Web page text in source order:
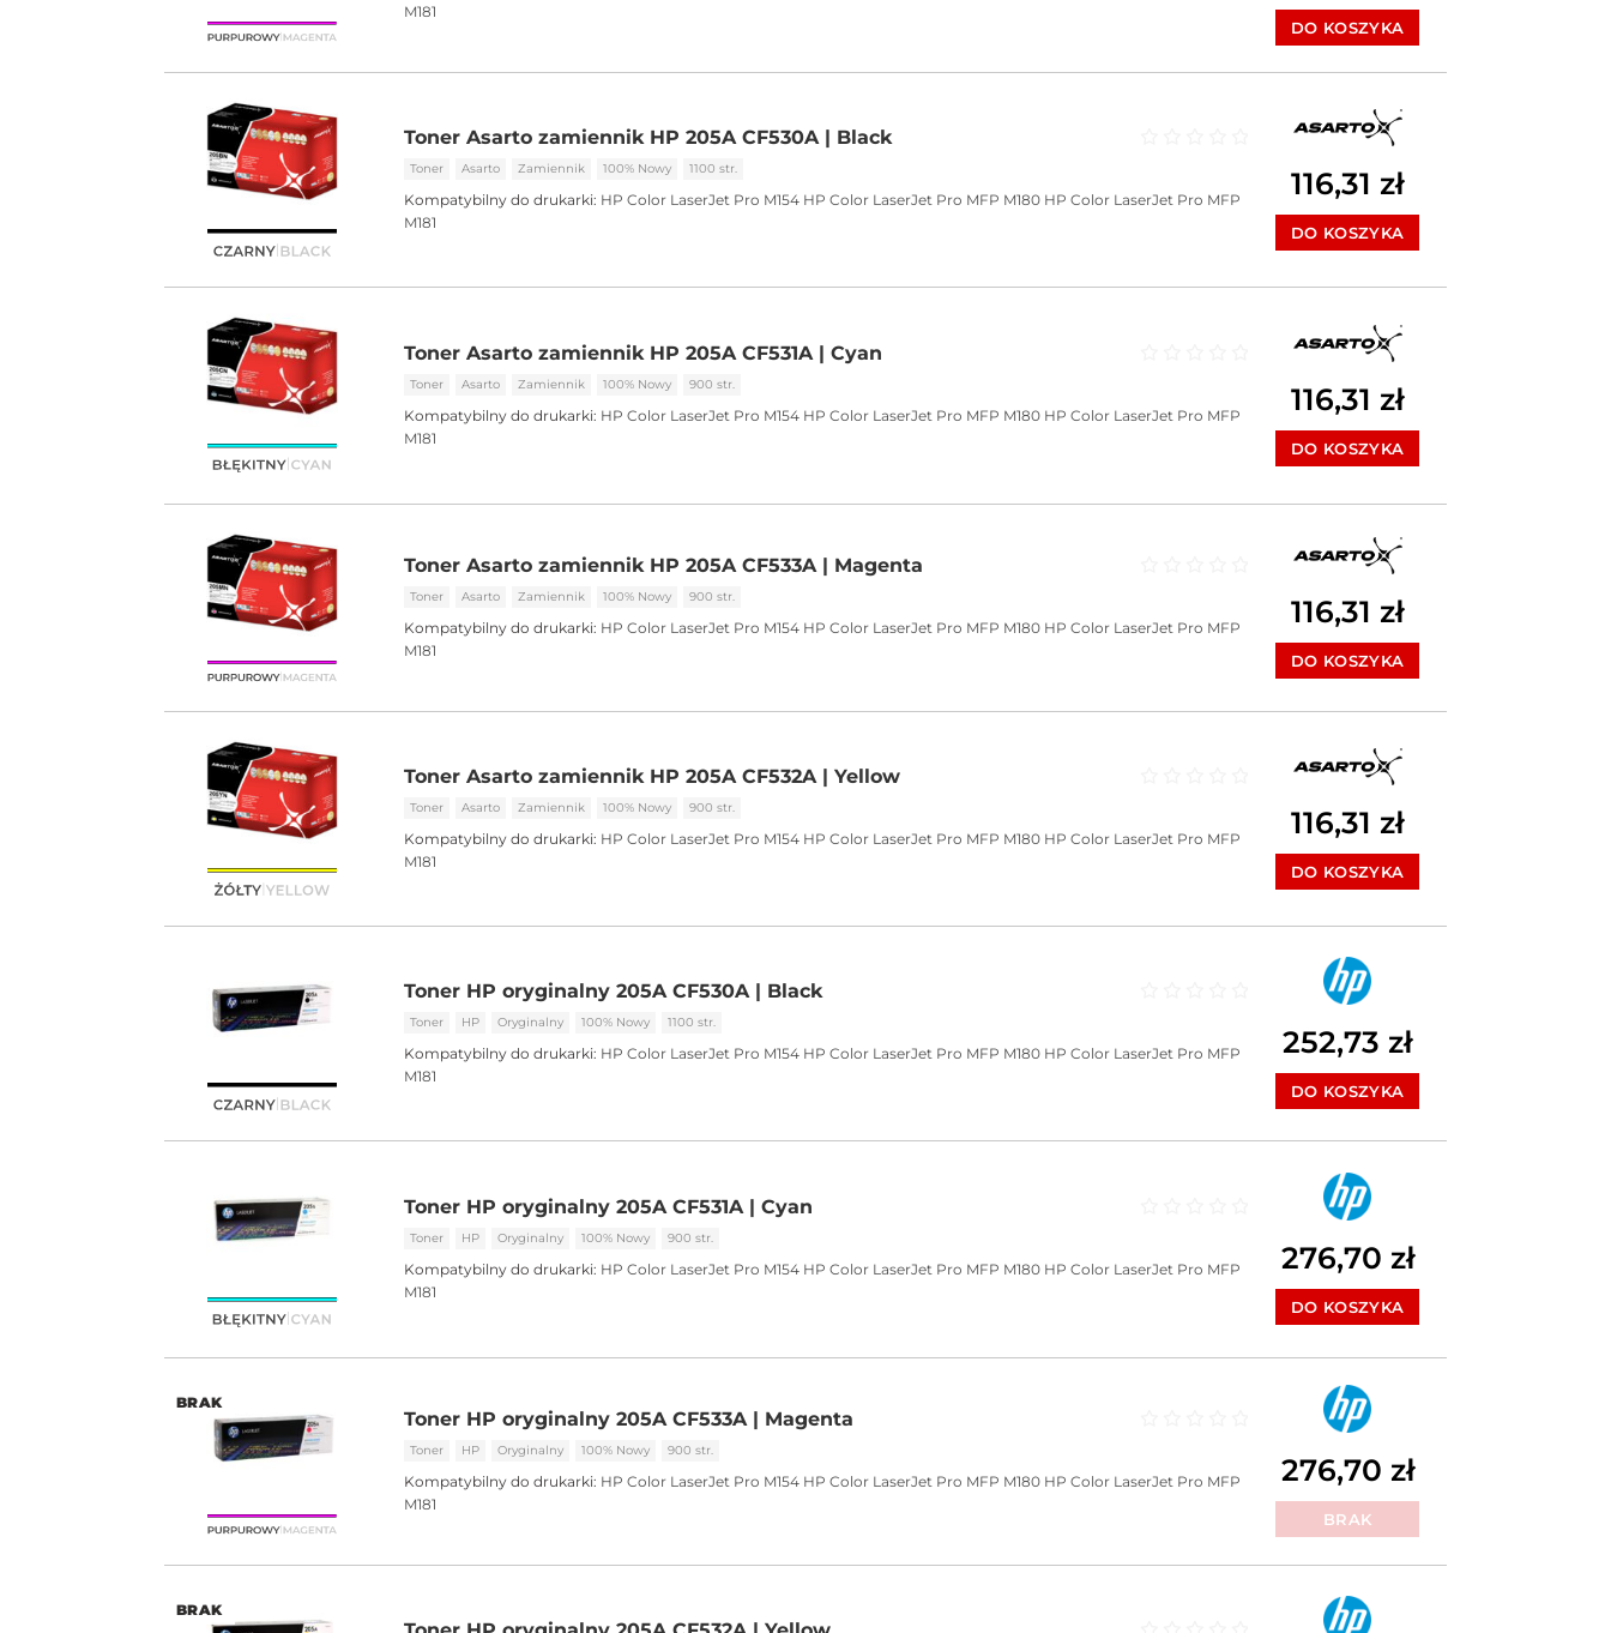
M181
DO KOSZYKA
Toner Asarto zamiennik HP 205A CF530A | Black
Toner Asarto Zamiennik 100% Nowy 1100 str.
Kompatybilny do drukarki: HP Color LaserJet Pro M154 HP Color LaserJet Pro MFP M180 HP Color LaserJet Pro MFP
M181
116,31 zł
DO KOSZYKA
Toner Asarto zamiennik HP 205A CF531A | Cyan
Toner Asarto Zamiennik 100% Nowy 900 str.
Kompatybilny do drukarki: HP Color LaserJet Pro M154 HP Color LaserJet Pro MFP M180 HP Color LaserJet Pro MFP
M181
116,31 zł
DO KOSZYKA
Toner Asarto zamiennik HP 205A CF533A | Magenta
Toner Asarto Zamiennik 100% Nowy 900 str.
Kompatybilny do drukarki: HP Color LaserJet Pro M154 HP Color LaserJet Pro MFP M180 HP Color LaserJet Pro MFP
M181
116,31 zł
DO KOSZYKA
Toner Asarto zamiennik HP 205A CF532A | Yellow
Toner Asarto Zamiennik 100% Nowy 900 str.
Kompatybilny do drukarki: HP Color LaserJet Pro M154 HP Color LaserJet Pro MFP M180 HP Color LaserJet Pro MFP
M181
116,31 zł
DO KOSZYKA
Toner HP oryginalny 205A CF530A | Black
Toner HP Oryginalny 100% Nowy 1100 str.
Kompatybilny do drukarki: HP Color LaserJet Pro M154 HP Color LaserJet Pro MFP M180 HP Color LaserJet Pro MFP
M181
252,73 zł
DO KOSZYKA
Toner HP oryginalny 205A CF531A | Cyan
Toner HP Oryginalny 100% Nowy 900 str.
Kompatybilny do drukarki: HP Color LaserJet Pro M154 HP Color LaserJet Pro MFP M180 HP Color LaserJet Pro MFP
M181
276,70 zł
DO KOSZYKA
BRAK
Toner HP oryginalny 205A CF533A | Magenta
Toner HP Oryginalny 100% Nowy 900 str.
Kompatybilny do drukarki: HP Color LaserJet Pro M154 HP Color LaserJet Pro MFP M180 HP Color LaserJet Pro MFP
M181
276,70 zł
BRAK
BRAK